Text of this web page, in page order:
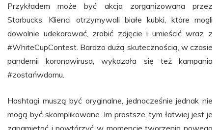
Przykładem może być akcja zorganizowana przez
Starbucks. Klienci otrzymywali białe kubki, które mogli
dowolnie udekorować, zrobić zdjęcie i umieścić wraz z
#WhiteCupContest. Bardzo dużą skutecznością, w czasie
pandemii koronawirusa, wykazała się też kampania
#zostańwdomu.
Hashtagi muszą być oryginalne, jednocześnie jednak nie
mogą być skomplikowane. Im prostsze, tym łatwiej jest je
zapamiętać i powtórzyć w momencie tworzenia nowego